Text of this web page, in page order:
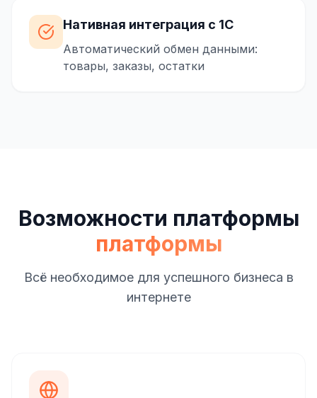
Нативная интеграция с 1С
Автоматический обмен данными:
товары, заказы, остатки
Возможности платформы
платформы
Всё необходимое для успешного бизнеса в
интернете